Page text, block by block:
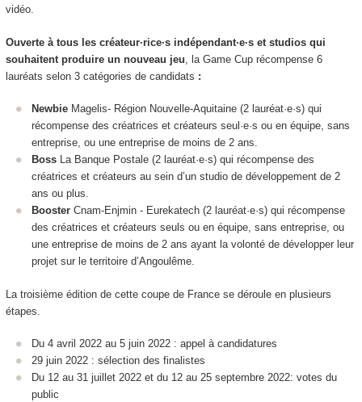
vidéo.
Ouverte à tous les créateur·rice·s indépendant·e·s et studios qui
souhaitent produire un nouveau jeu , la Game Cup récompense 6
lauréats selon 3 catégories de candidats :
Newbie Magelis- Région Nouvelle-Aquitaine (2 lauréat·e·s) qui
récompense des créatrices et créateurs seul·e·s ou en équipe, sans
entreprise, ou une entreprise de moins de 2 ans.
Boss La Banque Postale (2 lauréat·e·s) qui récompense des
créatrices et créateurs au sein d’un studio de développement de 2
ans ou plus.
Booster Cnam-Enjmin - Eurekatech (2 lauréat·e·s) qui récompense
des créatrices et créateurs seuls ou en équipe, sans entreprise, ou
une entreprise de moins de 2 ans ayant la volonté de développer leur
projet sur le territoire d’Angoulême.
La troisième édition de cette coupe de France se déroule en plusieurs
étapes.
Du 4 avril 2022 au 5 juin 2022 : appel à candidatures
29 juin 2022 : sélection des finalistes
Du 12 au 31 juillet 2022 et du 12 au 25 septembre 2022: votes du
public